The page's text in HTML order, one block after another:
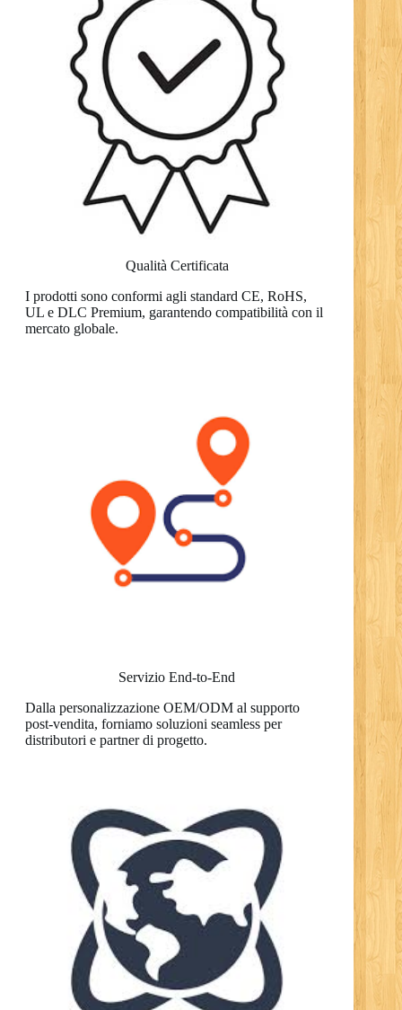
Qualità Certificata
I prodotti sono conformi agli standard CE, RoHS,
UL e DLC Premium, garantendo compatibilità con il
mercato globale.
Servizio End-to-End
Dalla personalizzazione OEM/ODM al supporto
post-vendita, forniamo soluzioni seamless per
distributori e partner di progetto.